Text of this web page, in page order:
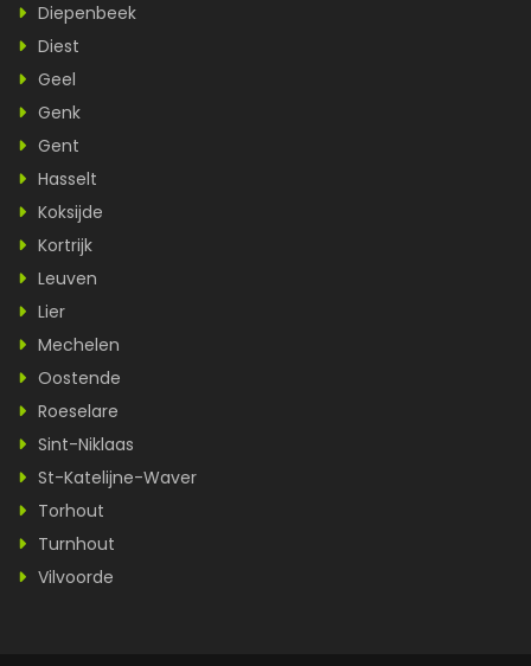
Diepenbeek
Diest
Geel
Genk
Gent
Hasselt
Koksijde
Kortrijk
Leuven
Lier
Mechelen
Oostende
Roeselare
Sint-Niklaas
St-Katelijne-Waver
Torhout
Turnhout
Vilvoorde